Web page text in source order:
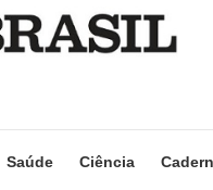
Saúde Ciência